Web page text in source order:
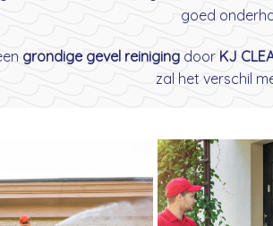
goed
grondige gevel reinigingdoorKJ
zal het verschil